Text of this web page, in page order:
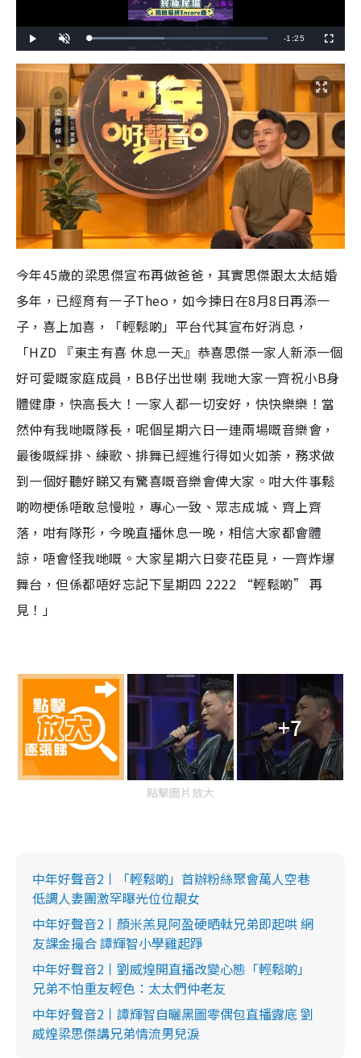
l
y
n
u
t
L
o
d
e
d
:
4
2
3
5
%
R
e
a
i
n
n
g
i
m
e
-1:25
u
l
c
e
n
今年45歲的梁思傑宣布再做爸爸，其實思傑跟太太結婚
多年，已經育有一子Theo，如今揀日在8月8日再添一
子，喜上加喜，「輕鬆啲」平台代其宣布好消息，
「HZD 『東主有喜 休息一天』恭喜思傑一家人新添一個
好可愛嘅家庭成員，BB仔出世喇 我哋大家一齊祝小B身
體健康，快高長大！一家人都一切安好，快快樂樂！當
然仲有我哋嘅隊長，呢個星期六日一連兩場嘅音樂會，
最後嘅綵排、練歌、排舞已經進行得如火如荼，務求做
到一個好聽好睇又有驚喜嘅音樂會俾大家。咁大件事鬆
啲吻梗係唔敢怠慢啦，專心一致、眾志成城、齊上齊
落，咁有隊形，今晚直播休息一晚，相信大家都會體
諒，唔會怪我哋嘅。大家星期六日麥花臣見，一齊炸爆
舞台，但係都唔好忘記下星期四 2222 “輕鬆啲” 再
見！」
+7
點擊圖片放大
中年好聲音2丨「輕鬆啲」首辦粉絲聚會萬人空巷
低調人妻團激罕曝光位位靚女
中年好聲音2丨顏米羔見阿盈硬晒軚兄弟即起哄 網
友課金撮合 譚輝智小學雞起踭
中年好聲音2丨劉威煌開直播改變心態「輕鬆啲」
兄弟不怕重友輕色：太太們仲老友
中年好聲音2丨譚輝智自曬黑圖零偶包直播露底 劉
威煌梁思傑講兄弟情流男兒淚